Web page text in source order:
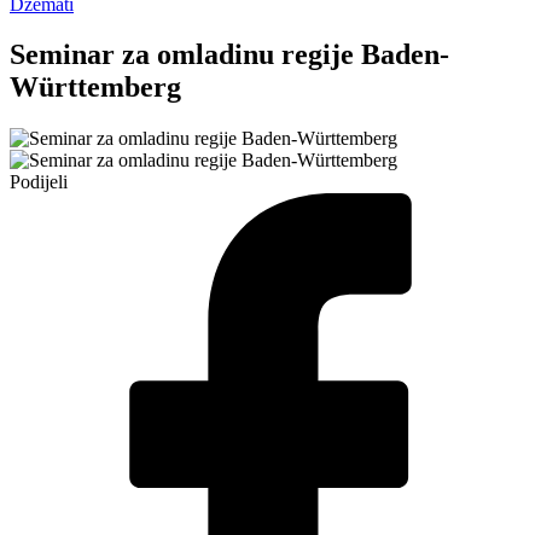
Seminar za omladinu regije Baden-
Württemberg
Podijeli